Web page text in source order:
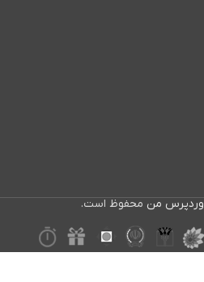
وردپرس من محفوظ است.